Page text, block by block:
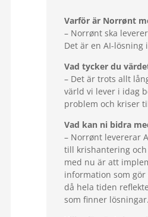
Varför är Norrønt
– Norrønt ska
Det är en AI-
Vad tycker du
– Det är trots allt
värld vi lever i idag
problem och kriser
Vad kan ni bidra
– Norrønt levererar
till krishantering
med nu är att
information som
då hela tiden
som finner lösningar.